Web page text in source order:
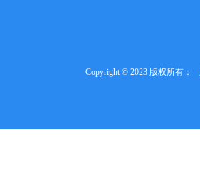
Copyright © 2023 版权所有：